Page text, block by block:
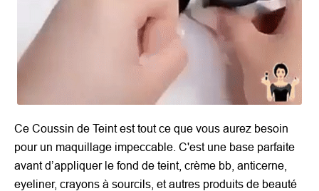
Ce Coussin de Teint est tout ce que vous aurez besoin
pour un maquillage impeccable. C'est une base parfaite
avant d’appliquer le fond de teint, crème bb, anticerne,
eyeliner, crayons à sourcils, et autres produits de beauté